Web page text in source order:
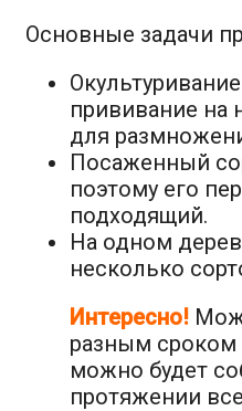
Основные задачи
прививание на
для
Посаженный
поэтому его
подходящий.
На одном
несколько
Интересно!
разным сроком
можно будет
протяжении